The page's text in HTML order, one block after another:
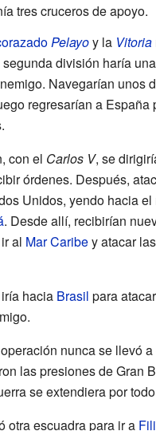
tres cruceros de apoyo.
Pelayoy la Vitoria
división haría
Navegarían unos
regresarían a España
con el Carlos V, se
órdenes. Después,
Unidos, yendo hacia el
. Desde allí, recibirían
al Mar Caribey atacar las
hacia Brasil para
nunca se llevó
las presiones de Gran
se extendiera por
otra escuadra para ir a